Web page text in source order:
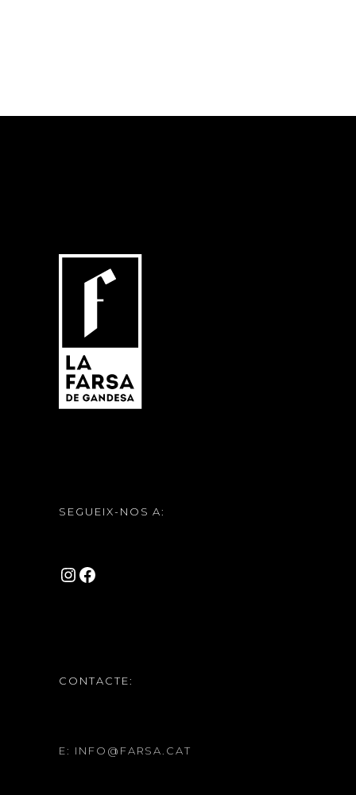
SEGUEIX-NOS A:
INSTAGRAM
FACEBOOK
CONTACTE:
E: INFO@FARSA.CAT